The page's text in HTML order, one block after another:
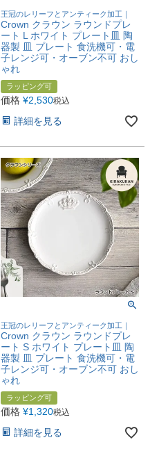
王冠のレリーフとアンティーク加工｜
Crown クラウン ラウンドプレ
ート L ホワイト プレート皿 陶
器製 皿 プレート 食洗機可・電
子レンジ可・オーブン不可 おし
ゃれ
ラッピング可
価格 ¥2,530税込
詳細を見る
王冠のレリーフとアンティーク加工｜
Crown クラウン ラウンドプレ
ート S ホワイト プレート皿 陶
器製 皿 プレート 食洗機可・電
子レンジ可・オーブン不可 おし
ゃれ
ラッピング可
価格 ¥1,320税込
詳細を見る